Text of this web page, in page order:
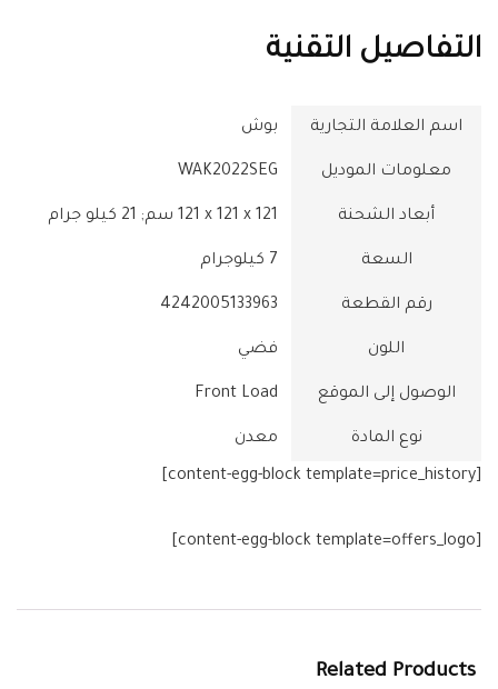
التفاصيل التقنية
اسم العلامة التجارية
معلومات الموديل ‎WAK2022SEG
أبعاد الشحنة ‎121 x 121 x 121 سم; 21 كيلو جرام
السعة ‎7 كيلوجرام
رقم القطعة ‎4242005133963
اللون
الوصول إلى الموقع ‎Front Load
نوع المادة
[content-egg-block template=price_history]
[content-egg-block template=offers_logo]
Related Products